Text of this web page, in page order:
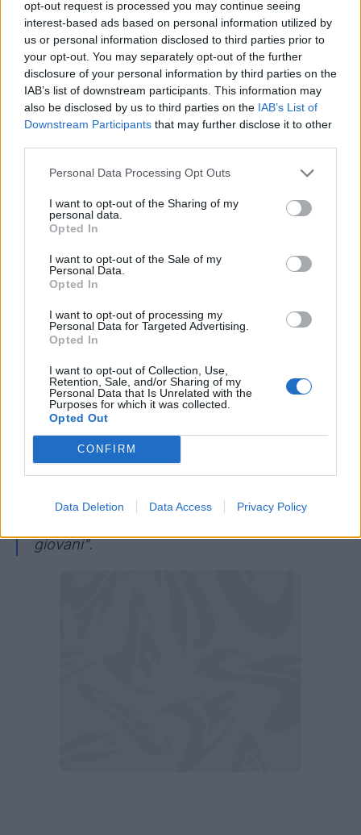
opt-out request is processed you may continue seeing
interest-based ads based on personal information utilized by
us or personal information disclosed to third parties prior to
your opt-out. You may separately opt-out of the further
disclosure of your personal information by third parties on the
IAB’s list of downstream participants. This information may
also be disclosed by us to third parties on the IAB’s List of
Downstream Participants that may further disclose it to other
Personal Data Processing Opt Outs
I want to opt-out of the Sharing of my
personal data.
Opted In
I want to opt-out of the Sale of my
Personal Data.
Opted In
I want to opt-out of processing my
Personal Data for Targeted Advertising.
Opted In
I want to opt-out of Collection, Use,
Retention, Sale, and/or Sharing of my
Personal Data that Is Unrelated with the
Purposes for which it was collected.
Opted Out
CONFIRM
Data Deletion Data Access Privacy Policy
un po'", aggiunge. "Bologna nel destino? Ci
portò fortuna con la Nations League di tre
anni fa speriamo ne porti anche in questo
caso. Stasera sarà una partita un po' diversa.
Ci vuole un po' di tempo, non qualche mese,
poi il calcio è particolare, succedono cose
strane ma ci vuole pazienza e rischiare di
perdere qualche partita".
Su Zaccagni e Lazzari
sottolinea - La Nazionale per i più giovani
deve essere un punto di arrivo. Deluso? No,
sono cose capitano, dobbiamo accettare
quello che i ragazzi ci dicono".
Poi sulla mancata qualificazione ai
Mondiali 2022
"Il calcio è questo, non meritavamo di andar
fuori e siamo andati fuori, dobbiamo
accettarlo, Lo sport è questo. Siamo tutti un
po' delusi ma dobbiamo pensare al futuro ma
giovani".